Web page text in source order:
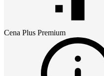
Cena Plus Premium